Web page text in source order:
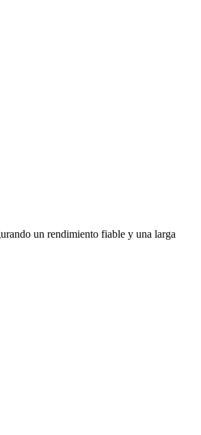
un rendimiento fiable y una larga